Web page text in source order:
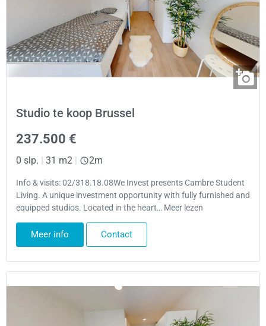
Studio te koop Brussel
237.500 €
0 slp. 31 m2 2m
Info & visits: 02/318.18.08We Invest presents Cambre Student
Living. A unique investment opportunity with fully furnished and
equipped studios. Located in the heart… Meer lezen
Meer info Contact